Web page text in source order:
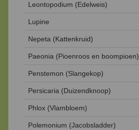
Leontopodium (Edelweis)
Lupine
Nepeta (Kattenkruid)
Paeonia (Pioenroos en boompioen)
Penstemon (Slangekop)
Persicaria (Duizendknoop)
Phlox (Vlambloem)
Polemonium (Jacobsladder)